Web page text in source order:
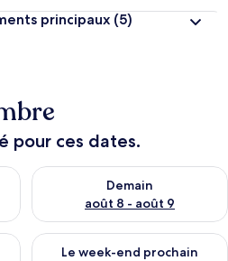
principaux (5)
pour ces dates.
soir août 7 - août 8
Demain
août 8 - août 9
Vérifier la disponibilité pour
week-end août 7 - août 9
Le week-end prochain
Vérifier la disponibilité pour